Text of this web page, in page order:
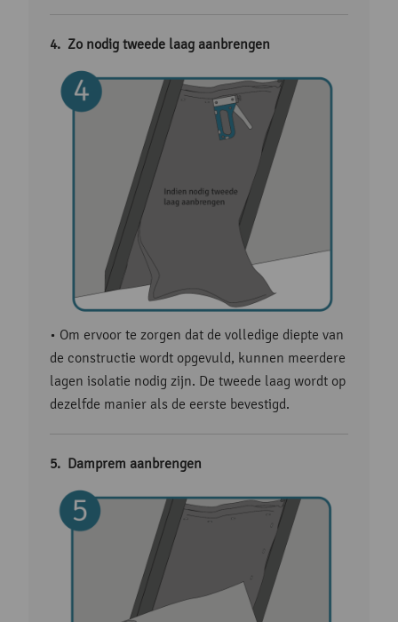
Zo nodig tweede laag aanbrengen
• Om ervoor te zorgen dat de volledige diepte van
de constructie wordt opgevuld, kunnen meerdere
lagen isolatie nodig zijn. De tweede laag wordt op
dezelfde manier als de eerste bevestigd.
Damprem aanbrengen